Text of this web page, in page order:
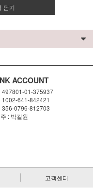
담기
ACCOUNT
497801-01-375937
1002-641-842421
356-0796-812703
: 박길원
고객센터